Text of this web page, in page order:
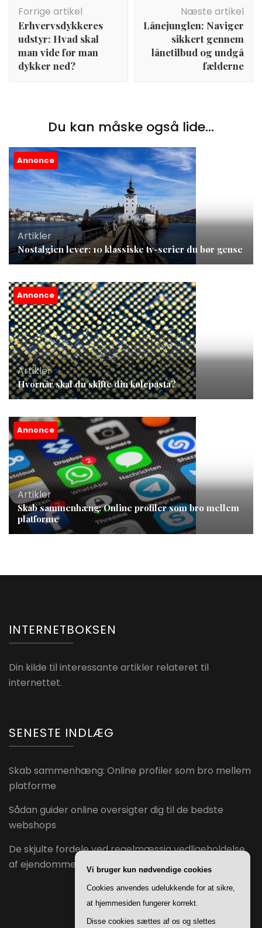
Forrige artikel
Erhvervsdykkeres
udstyr: Hvad skal
man vide før man
dykker ned?
Næste artikel
Lånejunglen: Naviger
sikkert gennem
lånetilbud og undgå
fælderne
Du kan måske også lide...
Annonce
Artikler
Nostalgien lever: 10 klassiske tv-serier du bør gense
Annonce
Artikler
Hvornår skal du skifte din kølepasta?
Annonce
Artikler
Skab sammenhæng: Online profiler som bro mellem
platforme
INTERNETBOKSEN
Din kilde til interessante artikler relateret til
internettet.
SENESTE INDLÆG
Skab sammenhæng: Online profiler som bro mellem
platforme
Sådan guider online oversigter dig til de bedste
webshops
De skjulte fordele ved regelmæssig vedligeholdelse
af ejendomme
Vi bruger kun nødvendige cookies
Cookies anvendes udelukkende for at sikre,
at hjemmesiden fungerer korrekt.
Disse cookies sættes af os og slettes